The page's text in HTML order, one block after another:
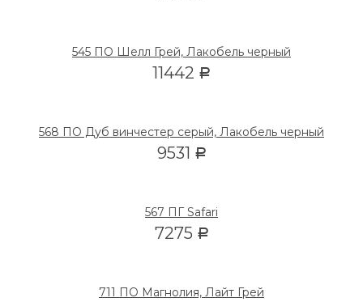
545 ПО Шелл Грей, Лакобель черный
11442 Р
568 ПО Дуб винчестер серый, Лакобель черный
9531 Р
567 ПГ Safari
7275 Р
711 ПО Магнолия, Лайт Грей